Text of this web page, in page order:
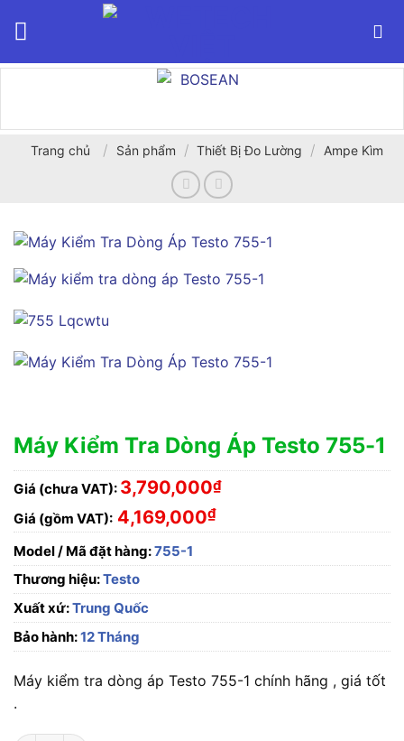
Trang chủ / Sản phẩm / Thiết Bị Đo Lường / Ampe Kìm
Máy Kiểm Tra Dòng Áp Testo 755-1
Giá (chưa VAT): 3,790,000₫
Giá (gồm VAT): 4,169,000₫
Model / Mã đặt hàng:755-1
Thương hiệu:Testo
Xuất xứ:Trung Quốc
Bảo hành:12 Tháng
Máy kiểm tra dòng áp Testo 755-1 chính hãng , giá tốt
.